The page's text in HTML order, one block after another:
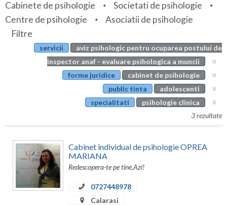
Bistrita-Nasaud
Botosani
Calarasi
Caras-Severin
Servicii
Articole
Evenimente
Cabinete de psihologie
Societati de psihologie
Centre de psihologie
Asociatii de psihologie
Filtre
servicii
aviz psihologic pentru ocuparea postului de
inspector anaf - evaluare psihologica a muncii
forme juridice
cabinet de psihologie
public tinta
adolescenti
specialitati
psihologie clinica
3 rezultate
Cabinet individual de psihologie OPREA
MARIANA
Redescopera-te pe tine,Azi!
0727448978
Calarasi